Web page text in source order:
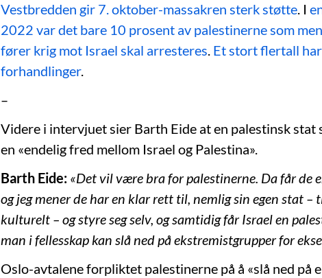
Vestbredden gir 7. oktober-massakren sterk støtte. I
2022 var det bare 10 prosent av palestinerne som
fører krig mot Israel skal arresteres. Et stort flertall
forhandlinger.
–
Videre i intervjuet sier Barth Eide at en palestinsk
en «endelig fred mellom Israel og Palestina».
Barth Eide: «Det vil være bra for palestinerne. Da får de
og jeg mener de har en klar rett til, nemlig sin egen stat –
kulturelt – og styre seg selv, og samtidig får Israel en
man i fellesskap kan slå ned på ekstremistgrupper for
Oslo-avtalene forpliktet palestinerne på å «slå ned på